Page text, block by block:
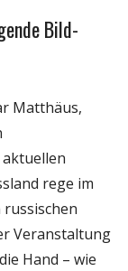
Matthäus,
rege im
russischen
Veranstaltung
Hand – wie